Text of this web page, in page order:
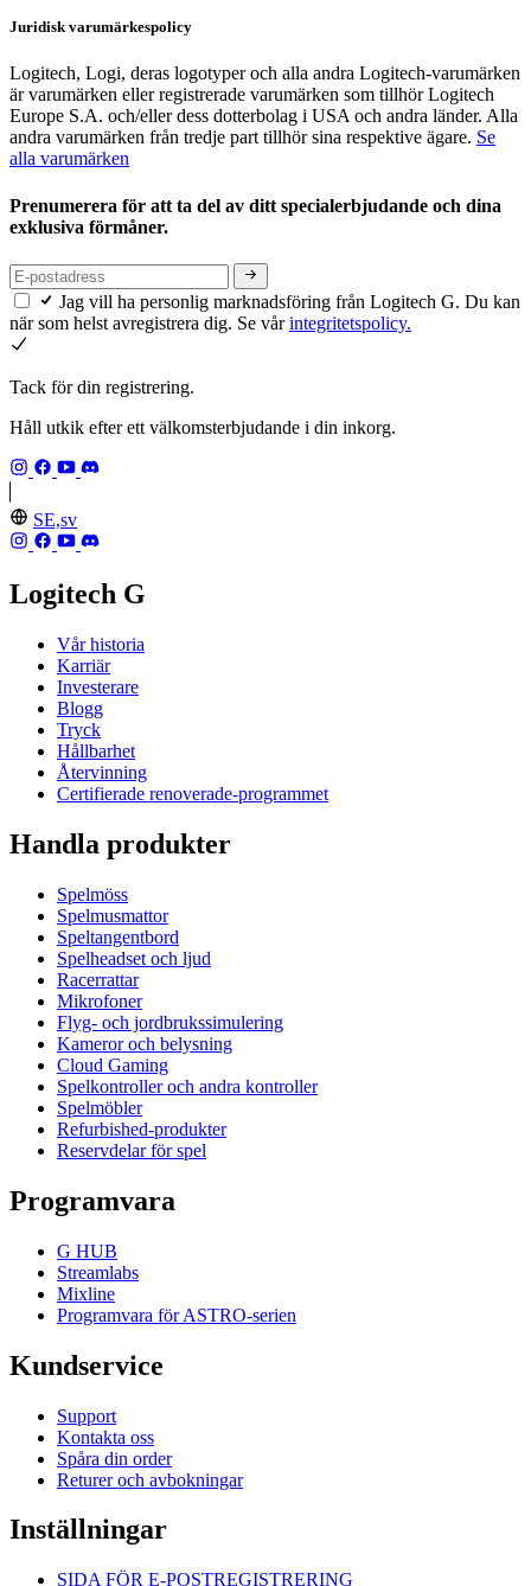
Juridisk varumärkespolicy
Logitech, Logi, deras logotyper och alla andra Logitech-varumärken
är varumärken eller registrerade varumärken som tillhör Logitech
Europe S.A. och/eller dess dotterbolag i USA och andra länder. Alla
andra varumärken från tredje part tillhör sina respektive ägare. Se
alla varumärken
Prenumerera för att ta del av ditt specialerbjudande och dina
exklusiva förmåner.
Jag vill ha personlig marknadsföring från Logitech G. Du kan
när som helst avregistrera dig. Se vårintegritetspolicy.
Tack för din registrering.
Håll utkik efter ett välkomsterbjudande i din inkorg.
SE,sv
Logitech G
Vår historia
Karriär
Investerare
Blogg
Tryck
Hållbarhet
Återvinning
Certifierade renoverade-programmet
Handla produkter
Spelmöss
Spelmusmattor
Speltangentbord
Spelheadset och ljud
Racerrattar
Mikrofoner
Flyg- och jordbrukssimulering
Kameror och belysning
Cloud Gaming
Spelkontroller och andra kontroller
Spelmöbler
Refurbished-produkter
Reservdelar för spel
Programvara
G HUB
Streamlabs
Mixline
Programvara för ASTRO-serien
Kundservice
Support
Kontakta oss
Spåra din order
Returer och avbokningar
Inställningar
SIDA FÖR E-POSTREGISTRERING